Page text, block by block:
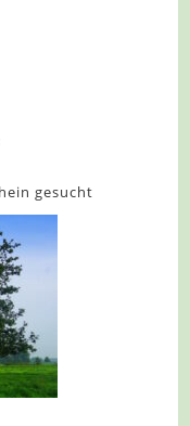
gesucht